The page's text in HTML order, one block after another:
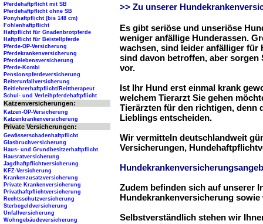
>> Zu unserer
Es gibt seriöse und unseriöse
weniger anfällige Hunderassen.
wachsen, sind leider anfälliger für
sind davon betroffen, aber sorgen
vor.
Ist Ihr Hund erst einmal krank
welchem Tierarzt Sie gehen
Tierärzten für den richtigen, denn
Lieblings entscheiden.
Wir vermitteln deutschlandweit
Versicherungen,
Zudem befinden sich auf unserer
Hundekrankenversicherung
Selbstverständlich stehen wir
Pferdehaftpflicht mit SB
Pferdehaftpflicht ohne SB
Ponyhaftpflicht (bis 148 cm)
Fohlenhaftpflicht
Haftpflicht für Gnadenbrotpferde
Haftpflicht für Beistellpferde
Pferde-OP-Versicherung
Pferdekrankenversicherung
Pferdelebensversicherung
Pferde-Kombi
Pensionspferdeversicherung
Reiterunfallversicherung
Reitlehrerhaftpflicht/Reittherapeut
Schul- und Verleihpferdehaftpflicht
Katzenversicherungen:
Katzen-OP-Versicherung
Katzenkrankenversicherung
Private Versicherungen:
Gewässerschadenhaftpflicht
Glasbruchversicherung
Haus- und Grundbesitzerhaftpflicht
Hausratversicherung
Jagdhaftpflichtversicherung
KFZ-Versicherung
Krankenzusatzversicherung
Private Krankenversicherung
Privathaftpflichtversicherung
Rechtsschutzversicherung
Sterbegeldversicherung
Unfallversicherung
Wohngebäudeversicherung